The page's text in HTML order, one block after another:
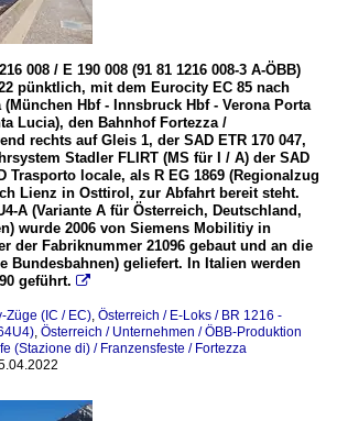
008 / E 190 008 (91 81 1216 008-3 A-ÖBB)
pünktlich, mit dem Eurocity EC 85 nach
Hbf - Innsbruck Hbf - Verona Porta
Lucia), den Bahnhof Fortezza /
rechts auf Gleis 1, der SAD ETR 170 047,
Stadler FLIRT (MS für I / A) der SAD
Trasporto locale, als R EG 1869 (Regionalzug
Lienz in Osttirol, zur Abfahrt bereit steht.
A (Variante A für Österreich, Deutschland,
wurde 2006 von Siemens Mobilitiy in
der Fabriknummer 21096 gebaut und an die
Bundesbahnen) geliefert. In Italien werden
geführt. 
Züge (IC / EC), Österreich / E-Loks / BR 1216 -
, Österreich / Unternehmen / ÖBB-Produktion
(Stazione di) / Franzensfeste / Fortezza